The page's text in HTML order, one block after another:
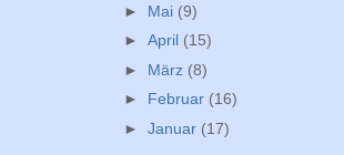
► Mai (9)
► April (15)
► März (8)
► Februar (16)
► Januar (17)